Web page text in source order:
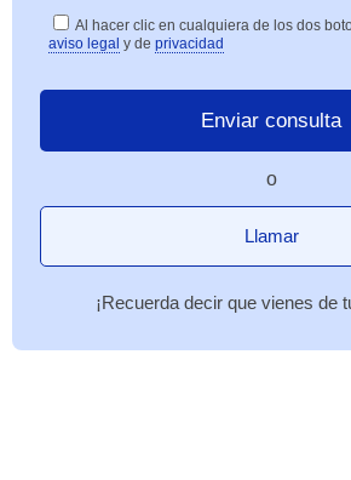
Al hacer clic en cualquiera de los dos
aviso legal y de privacidad
o
Llamar
¡Recuerda decir que vienes de